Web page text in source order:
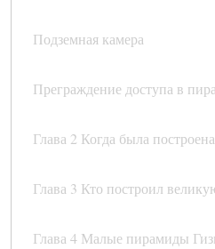
Подземная камера
Преграждение доступа в
Глава 2 Когда была
Глава 3 Кто построил
Глава 4 Малые пирамиды